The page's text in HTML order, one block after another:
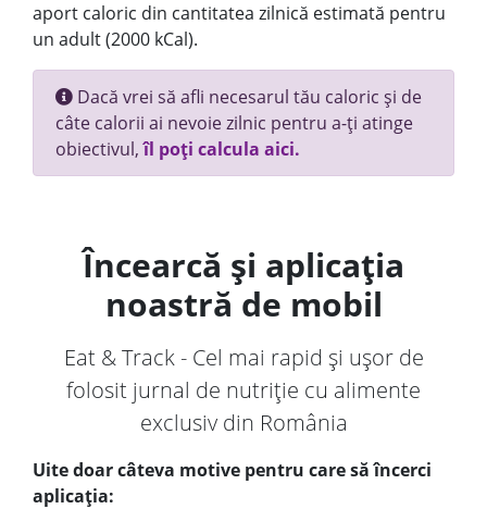
aport caloric din cantitatea zilnică estimată pentru
un adult (2000 kCal).
Dacă vrei să afli necesarul tău caloric și de
câte calorii ai nevoie zilnic pentru a-ți atinge
obiectivul,îl poți calcula aici.
Încearcă și aplicația
noastră de mobil
Eat & Track - Cel mai rapid și ușor de
folosit jurnal de nutriție cu alimente
exclusiv din România
Uite doar câteva motive pentru care să încerci
aplicația: